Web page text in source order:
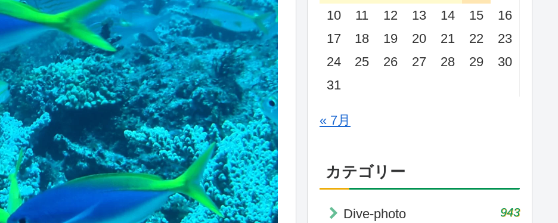
10
11 12 13 14 15
16
17
18 19 20 21 22
23
24
25 26 27 28 29
30
31
« 7月
カテゴリー
Dive-photo 943